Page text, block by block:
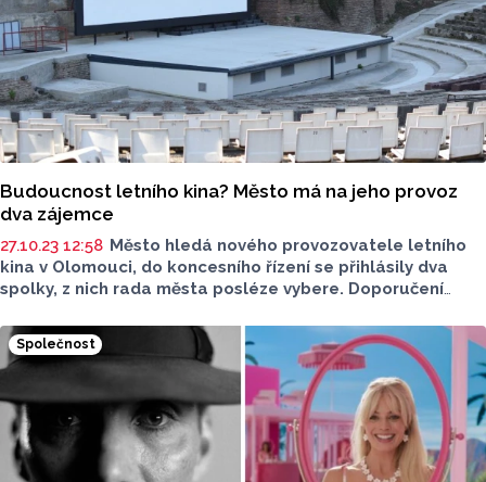
Budoucnost letního kina? Město má na jeho provoz
dva zájemce
27.10.23 12:58 Město hledá nového provozovatele letního
kina v Olomouci, do koncesního řízení se přihlásily dva
spolky, z nich rada města posléze vybere. Doporučení
provoz se uchází spolek Olomoucký letňák a spolek Letní
kino Olomouc Místo pro všechny.
Společnost